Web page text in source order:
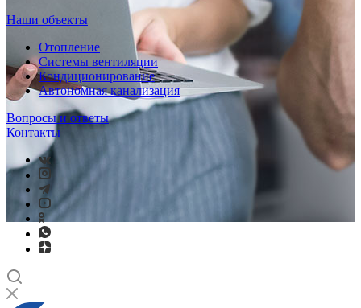
Наши объекты
Отопление
Системы вентиляции
Кондиционирование
Автономная канализация
Вопросы и ответы
Контакты